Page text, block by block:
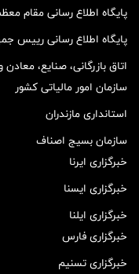
پایگاه اطلاع رسانی مقام
پایگاه اطلاع رسانی رییس
اتاق بازرگانی، صنایع،
سازمان امور مالیاتی کشور
استانداری مازندران
سازمان بسیج اصناف
خبرگزاری ایرنا
خبرگزاری ایسنا
خبرگزاری ایلنا
خبرگزاری فارس
خبرگزاری تسنیم